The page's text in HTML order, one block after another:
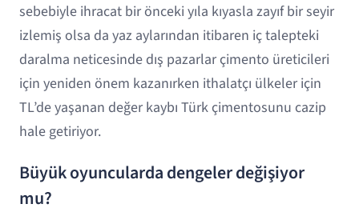
sebebiyle ihracat bir önceki yıla kıyasla zayıf bir seyir
izlemiş olsa da yaz aylarından itibaren iç talepteki
daralma neticesinde dış pazarlar çimento üreticileri
için yeniden önem kazanırken ithalatçı ülkeler için
TL’de yaşanan değer kaybı Türk çimentosunu cazip
hale getiriyor.
Büyük oyuncularda dengeler değişiyor
mu?